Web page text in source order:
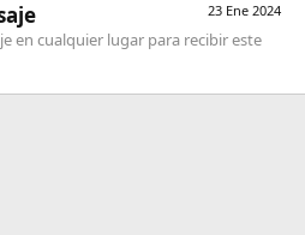
23 Ene 2024
en cualquier lugar para recibir este